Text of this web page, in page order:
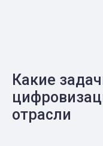
Какие
отрасли